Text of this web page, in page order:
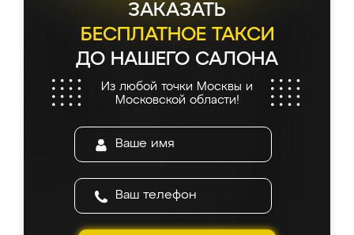
ЗАКАЗАТЬ
БЕСПЛАТНОЕ ТАКСИ
ДО НАШЕГО САЛОНА
Из любой точки Москвы и
Московской области!